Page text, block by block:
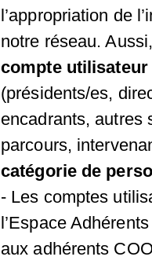
l’appropriation de
notre réseau.
compte utilisateur
(présidents/es,
encadrants, autres
parcours,
catégorie de
- Les comptes
l’Espace
aux adhérents